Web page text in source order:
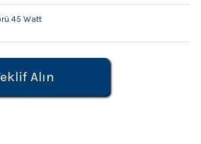
45 Watt
Alın